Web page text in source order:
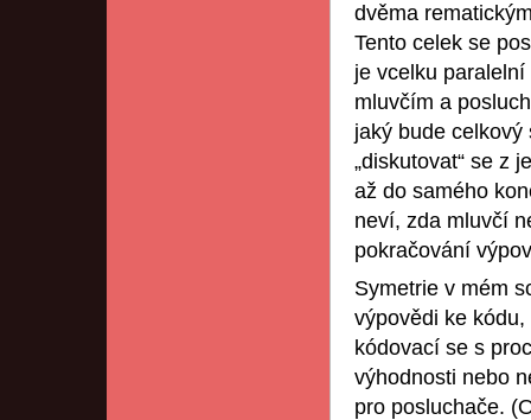
dvěma
Tento celek se
je vcelku
mluvčím a
jaký bude
„diskutovat“ se z
až do samého
neví, zda mluvčí
pokračování
Symetrie v mém
výpovědi ke
kódovací se s
výhodnosti nebo
pro posluchače.